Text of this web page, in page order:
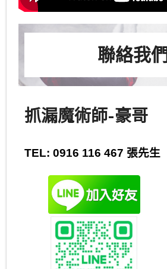
聯絡我們
抓漏魔術師-豪哥
TEL: 0916 116 467 張先生